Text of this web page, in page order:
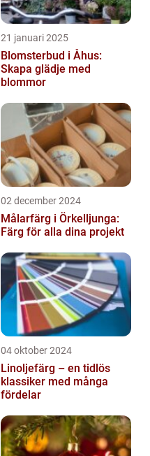
21 januari 2025
Blomsterbud i Åhus:
Skapa glädje med
blommor
02 december 2024
Målarfärg i Örkelljunga:
Färg för alla dina projekt
04 oktober 2024
Linoljefärg – en tidlös
klassiker med många
fördelar